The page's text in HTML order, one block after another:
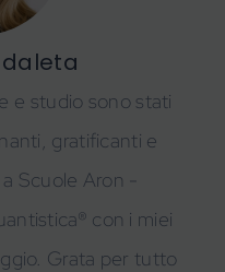
e studio sono stati
gratificanti e
Scuole Aron -
con i miei
Grata per tutto